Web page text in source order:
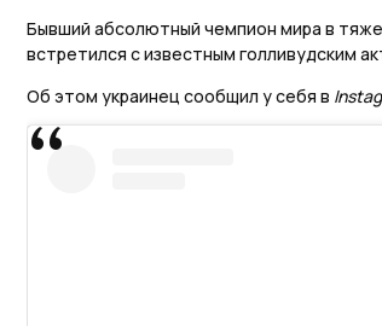
Бывший абсолютный чемпион мира в
встретился с известным голливудским
Об этом украинец сообщил у себя в